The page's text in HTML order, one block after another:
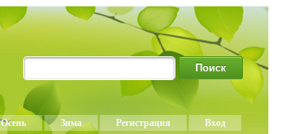
Осень Зима Регистрация Вход